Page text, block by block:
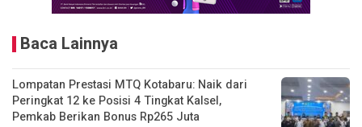
Baca Lainnya
Lompatan Prestasi MTQ Kotabaru: Naik dari
Peringkat 12 ke Posisi 4 Tingkat Kalsel,
Pemkab Berikan Bonus Rp265 Juta